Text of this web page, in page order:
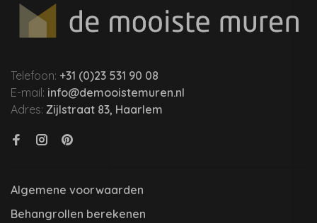
Telefoon: +31 (0)23 531 90 08
E-mail: info@demooistemuren.nl
Adres: Zijlstraat 83, Haarlem
Algemene voorwaarden
Behangrollen berekenen